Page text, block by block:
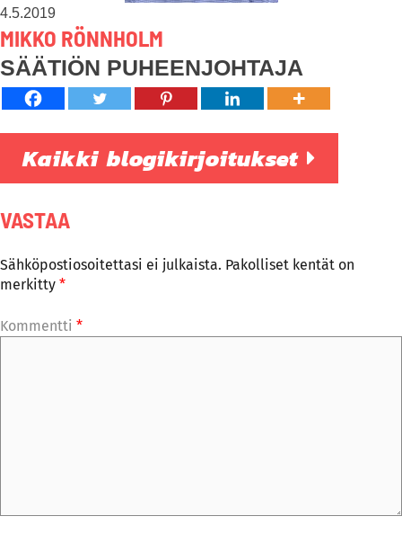
4.5.2019
MIKKO RÖNNHOLM
SÄÄTIÖN PUHEENJOHTAJA
Kaikki blogikirjoitukset
VASTAA
Sähköpostiosoitettasi ei julkaista. Pakolliset kentät on
merkitty *
Kommentti *